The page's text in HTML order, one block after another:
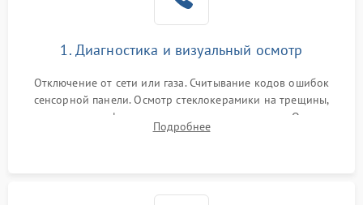
1. Диагностика и визуальный осмотр
Отключение от сети или газа. Считывание кодов ошибок
сенсорной панели. Осмотр стеклокерамики на трещины,
проверка конфорок на равномерность нагрева. Опрос
клиента о симптомах (не включается, не видит посуду,
Подробнее